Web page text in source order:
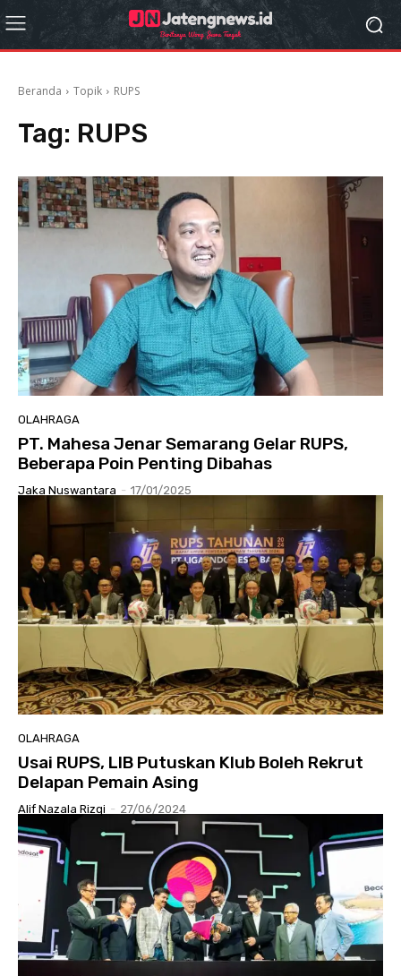
Beranda Topik RUPS
Tag: RUPS
OLAHRAGA
PT. Mahesa Jenar Semarang Gelar RUPS,
Beberapa Poin Penting Dibahas
Jaka Nuswantara - 17/01/2025
OLAHRAGA
Usai RUPS, LIB Putuskan Klub Boleh Rekrut
Delapan Pemain Asing
Alif Nazala Rizqi - 27/06/2024